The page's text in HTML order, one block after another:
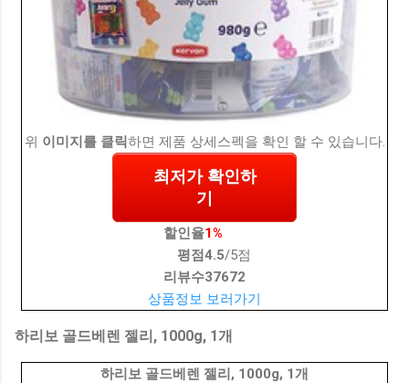
위 이미지를 클릭하면 제품 상세스펙을 확인 할 수 있습니다.
최저가 확인하
기
할인율1%
평점4.5/5점
리뷰수37672
상품정보 보러가기
하리보 골드베렌 젤리, 1000g, 1개
하리보 골드베렌 젤리, 1000g, 1개